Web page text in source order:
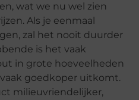
wat we nu wel zien
Als je eenmaal
zal het nooit duurder
is het vaak
in grote hoeveelheden
goedkoper uitkomt.
milieuvriendelijker,